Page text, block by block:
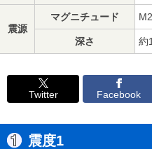
震源
マグニチュード
深さ 約
Twitter Facebook
震度1